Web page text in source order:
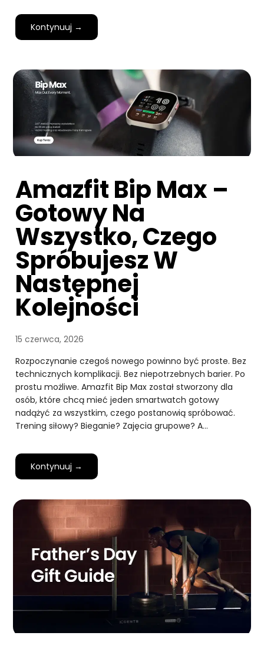
Kontynuuj →
Amazfit Bip Max –
Gotowy Na
Wszystko, Czego
Spróbujesz W
Następnej
Kolejności
15 czerwca, 2026
Rozpoczynanie czegoś nowego powinno być proste. Bez
technicznych komplikacji. Bez niepotrzebnych barier. Po
prostu możliwe. Amazfit Bip Max został stworzony dla
osób, które chcą mieć jeden smartwatch gotowy
nadążyć za wszystkim, czego postanowią spróbować.
Trening siłowy? Bieganie? Zajęcia grupowe? A…
Kontynuuj →